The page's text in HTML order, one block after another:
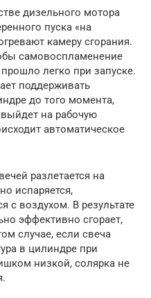
дизельного мотора
пуска «на
камеру сгорания.
самовоспламенение
легко при запуске.
поддерживать
до того момента,
на рабочую
автоматическое
разлетается на
испаряется,
с воздухом. В результате
эффективно сгорает,
случае, если свеча
в цилиндре при
низкой, солярка не